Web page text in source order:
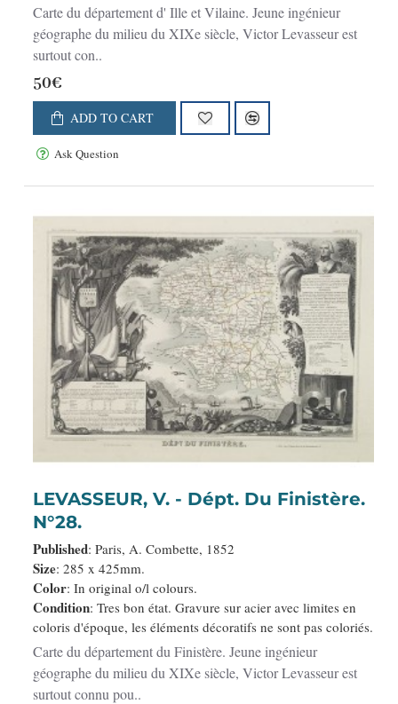
Carte du département d' Ille et Vilaine. Jeune ingénieur
géographe du milieu du XIXe siècle, Victor Levasseur est
surtout con..
50€
ADD TO CART
Ask Question
LEVASSEUR, V. - Dépt. Du Finistère.
N°28.
Published: Paris, A. Combette, 1852
Size: 285 x 425mm.
Color: In original o/l colours.
Condition: Tres bon état. Gravure sur acier avec limites en
coloris d'époque, les éléments décoratifs ne sont pas coloriés.
Carte du département du Finistère. Jeune ingénieur
géographe du milieu du XIXe siècle, Victor Levasseur est
surtout connu pou..